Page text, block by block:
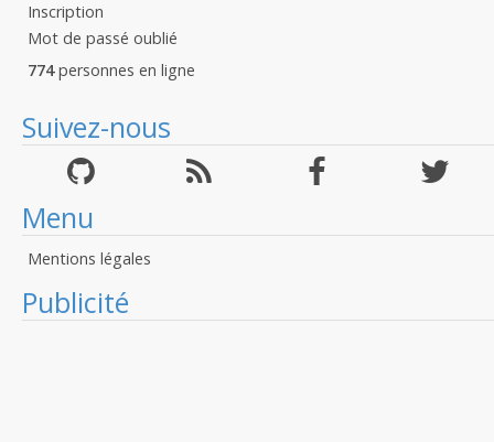
Inscription
Mot de passé oublié
774personnes en ligne
Suivez-nous
Menu
Mentions légales
Publicité